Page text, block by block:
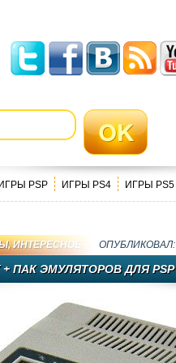
ИГРЫ PSP ИГРЫ PS4 ИГРЫ PS5
,ИНТЕРЕСНОЕ ОПУБЛИКОВАЛ:
+ ПАК ЭМУЛЯТОРОВ ДЛЯ PSP